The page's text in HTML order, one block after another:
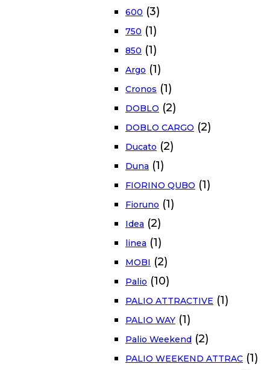
600 (3)
750 (1)
850 (1)
Argo (1)
Cronos (1)
DOBLO (2)
DOBLO CARGO (2)
Ducato (2)
Duna (1)
FIORINO QUBO (1)
Fioruno (1)
Idea (2)
linea (1)
MOBI (2)
Palio (10)
PALIO ATTRACTIVE (1)
PALIO WAY (1)
Palio Weekend (2)
PALIO WEEKEND ATTRAC (1)